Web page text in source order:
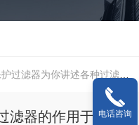
过滤器为你讲述各种过滤器的作用于功能
滤器的作用于功能
电话咨询